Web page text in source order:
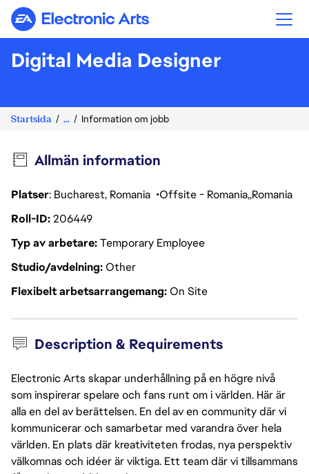
Electronic Arts
Digital Media Designer
Startsida ... Information om jobb
Allmän information
Platser: Bucharest, Romania Offsite - Romania Romania
Roll-ID206449
Typ av arbetareTemporary Employee
Studio/avdelningOther
Flexibelt arbetsarrangemangOn Site
Description & Requirements
Electronic Arts skapar underhållning på en högre nivå
som inspirerar spelare och fans runt om i världen. Här är
alla en del av berättelsen. En del av en community där vi
kommunicerar och samarbetar med varandra över hela
världen. En plats där kreativiteten frodas, nya perspektiv
välkomnas och idéer är viktiga. Ett team där vi tillsammans